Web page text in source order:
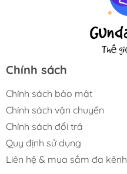
Chính sách
Chính sách bảo mật
Chính sách vận chuyển
Chính sách đổi trả
Quy định sử dụng
Liên hệ & mua sắm đa kênh